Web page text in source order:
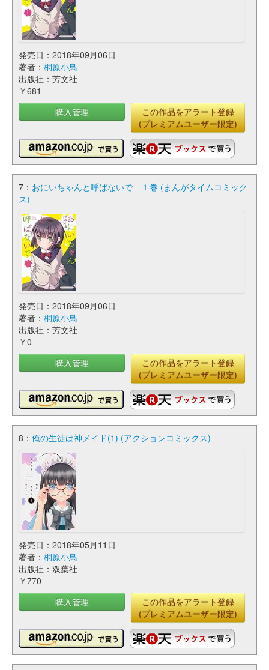
発売日：2018年09月06日
著者： 桐原小鳥
出版社：芳文社
￥681
購入管理
この作品をアラート登録
(プレミアムユーザー限定)
7： おにいちゃんと呼ばないで １巻 (まんがタイムコミック
ス)
発売日：2018年09月06日
著者： 桐原小鳥
出版社：芳文社
￥0
購入管理
この作品をアラート登録
(プレミアムユーザー限定)
8： 俺の生徒は神メイド(1) (アクションコミックス)
発売日：2018年05月11日
著者： 桐原小鳥
出版社：双葉社
￥770
購入管理
この作品をアラート登録
(プレミアムユーザー限定)